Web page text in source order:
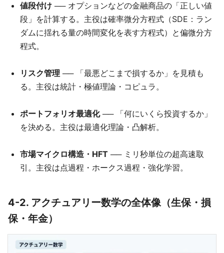
値段付け ── オプションなどの金融商品の「正しい値
段」を計算する。主役は確率微分方程式（SDE：ラン
ダムに揺れる量の時間変化を表す方程式）と偏微分方
程式。
リスク管理 ── 「最悪どこまで損するか」を見積も
る。主役は統計・極値理論・コピュラ。
ポートフォリオ最適化── 「何にいくら投資するか」
を決める。主役は最適化理論・凸解析。
市場マイクロ構造・HFT ── ミリ秒単位の超高速取
引。主役は点過程・ホークス過程・強化学習。
4-2. アクチュアリー数学の全体像（生保・損
保・年金）